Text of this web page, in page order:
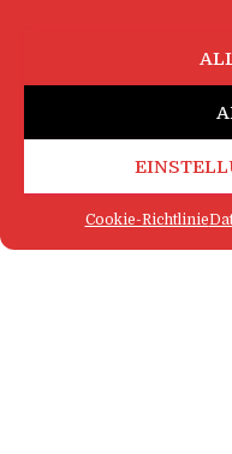
Cookie-Richtlinie